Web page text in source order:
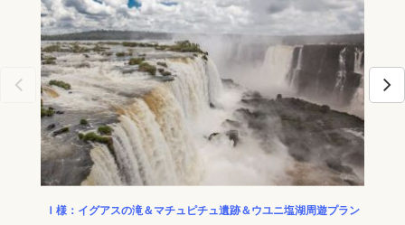
Ｉ様：イグアスの滝＆マチュピチュ遺跡＆ウユニ塩湖周遊プラン